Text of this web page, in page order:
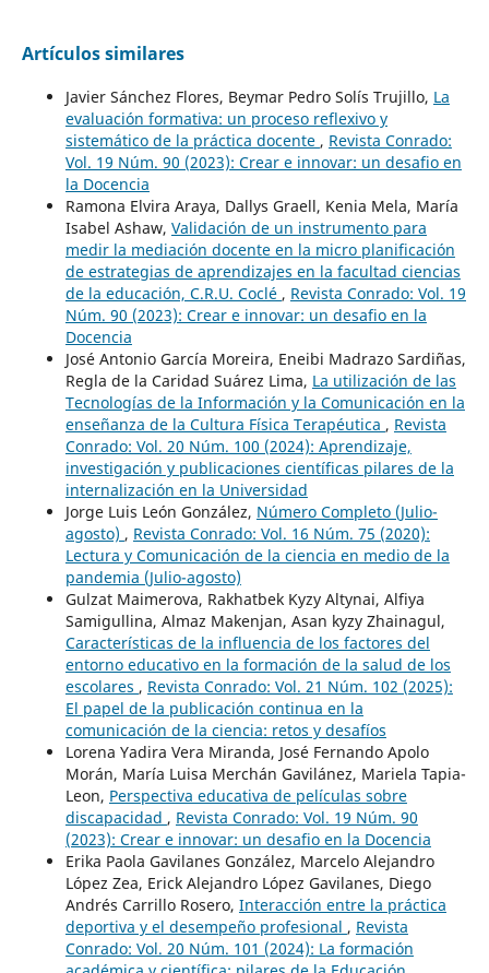
Artículos similares
Javier Sánchez Flores, Beymar Pedro Solís Trujillo, La
evaluación formativa: un proceso reflexivo y
sistemático de la práctica docente , Revista Conrado:
Vol. 19 Núm. 90 (2023): Crear e innovar: un desafio en
la Docencia
Ramona Elvira Araya, Dallys Graell, Kenia Mela, María
Isabel Ashaw, Validación de un instrumento para
medir la mediación docente en la micro planificación
de estrategias de aprendizajes en la facultad ciencias
de la educación, C.R.U. Coclé , Revista Conrado: Vol. 19
Núm. 90 (2023): Crear e innovar: un desafio en la
Docencia
José Antonio García Moreira, Eneibi Madrazo Sardiñas,
Regla de la Caridad Suárez Lima, La utilización de las
Tecnologías de la Información y la Comunicación en la
enseñanza de la Cultura Física Terapéutica , Revista
Conrado: Vol. 20 Núm. 100 (2024): Aprendizaje,
investigación y publicaciones científicas pilares de la
internalización en la Universidad
Jorge Luis León González, Número Completo (Julio-
agosto) , Revista Conrado: Vol. 16 Núm. 75 (2020):
Lectura y Comunicación de la ciencia en medio de la
pandemia (Julio-agosto)
Gulzat Maimerova, Rakhatbek Kyzy Altynai, Alfiya
Samigullina, Almaz Makenjan, Asan kyzy Zhainagul,
Características de la influencia de los factores del
entorno educativo en la formación de la salud de los
escolares , Revista Conrado: Vol. 21 Núm. 102 (2025):
El papel de la publicación continua en la
comunicación de la ciencia: retos y desafíos
Lorena Yadira Vera Miranda, José Fernando Apolo
Morán, María Luisa Merchán Gavilánez, Mariela Tapia-
Leon, Perspectiva educativa de películas sobre
discapacidad , Revista Conrado: Vol. 19 Núm. 90
(2023): Crear e innovar: un desafio en la Docencia
Erika Paola Gavilanes González, Marcelo Alejandro
López Zea, Erick Alejandro López Gavilanes, Diego
Andrés Carrillo Rosero, Interacción entre la práctica
deportiva y el desempeño profesional , Revista
Conrado: Vol. 20 Núm. 101 (2024): La formación